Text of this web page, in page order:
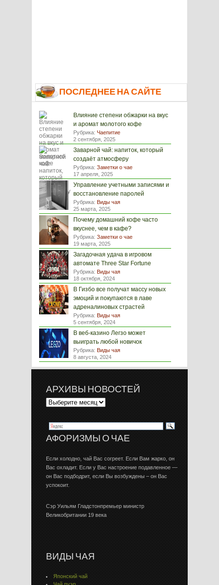
ПОСЛЕДНЕЕ НА САЙТЕ
Влияние степени обжарки на вкус
и аромат молотого кофе
Рубрика: Чаепитие
2 сентября, 2025
Заварной чай: напиток, который
создаёт атмосферу
Рубрика: Заметки о чае
17 апреля, 2025
Управление учетными записями и
восстановление паролей
Рубрика: Виды чая
25 марта, 2025
Почему домашний кофе часто
вкуснее, чем в кафе?
Рубрика: Заметки о чае
19 марта, 2025
Загадочная удача в игровом
автомате Three Star Fortune
Рубрика: Виды чая
18 октября, 2024
В Гизбо все получат массу новых
эмоций и покупаются в лаве
адреналиновых страстей
Рубрика: Виды чая
5 сентября, 2024
В веб-казино Легзо может
выиграть любой новичок
Рубрика: Виды чая
8 августа, 2024
АРХИВЫ НОВОСТЕЙ
АФОРИЗМЫ О ЧАЕ
Если холодно, чай Вас согреет. Если Вам жарко, он
Вас охладит. Если у Вас настроение подавленное —
он Вас подбодрит, если Вы возбуждены – он Вас
успокоит.
Сэр Уильям Гладстонпремьер министр
Великобритании 19 века
ВИДЫ ЧАЯ
Японский чай